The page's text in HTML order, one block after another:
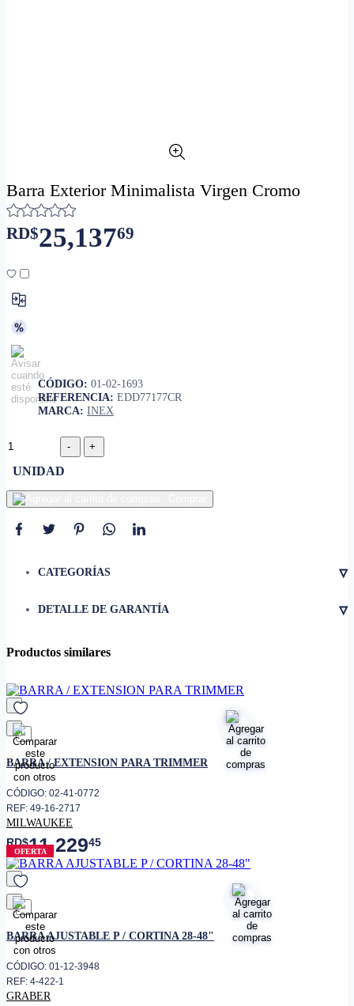
Barra Exterior Minimalista Virgen Cromo
RD$25,13769
CÓDIGO: 01-02-1693
REFERENCIA: EDD77177CR
MARCA: INEX
UNIDAD
CATEGORÍAS ▿
DETALLE DE GARANTÍA ▿
Productos similares
favorito
BARRA / EXTENSION PARA TRIMMER
CÓDIGO: 02-41-0772
REF: 49-16-2717
MILWAUKEE
RD$11,22945
OFERTA
favorito
BARRA AJUSTABLE P / CORTINA 28-48"
CÓDIGO: 01-12-3948
REF: 4-422-1
GRABER